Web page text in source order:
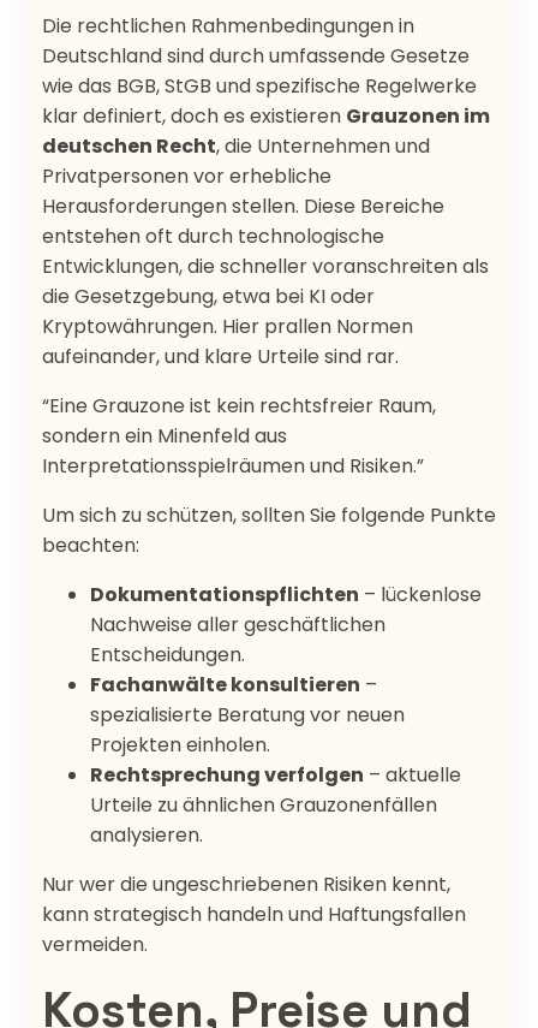
Die rechtlichen Rahmenbedingungen in
Deutschland sind durch umfassende Gesetze
wie das BGB, StGB und spezifische Regelwerke
klar definiert, doch es existieren Grauzonen im
deutschen Recht, die Unternehmen und
Privatpersonen vor erhebliche
Herausforderungen stellen. Diese Bereiche
entstehen oft durch technologische
Entwicklungen, die schneller voranschreiten als
die Gesetzgebung, etwa bei KI oder
Kryptowährungen. Hier prallen Normen
aufeinander, und klare Urteile sind rar.
“Eine Grauzone ist kein rechtsfreier Raum,
sondern ein Minenfeld aus
Interpretationsspielräumen und Risiken.”
Um sich zu schützen, sollten Sie folgende Punkte
beachten:
Dokumentationspflichten – lückenlose
Nachweise aller geschäftlichen
Entscheidungen.
Fachanwälte konsultieren –
spezialisierte Beratung vor neuen
Projekten einholen.
Rechtsprechung verfolgen – aktuelle
Urteile zu ähnlichen Grauzonenfällen
analysieren.
Nur wer die ungeschriebenen Risiken kennt,
kann strategisch handeln und Haftungsfallen
vermeiden.
Kosten, Preise und